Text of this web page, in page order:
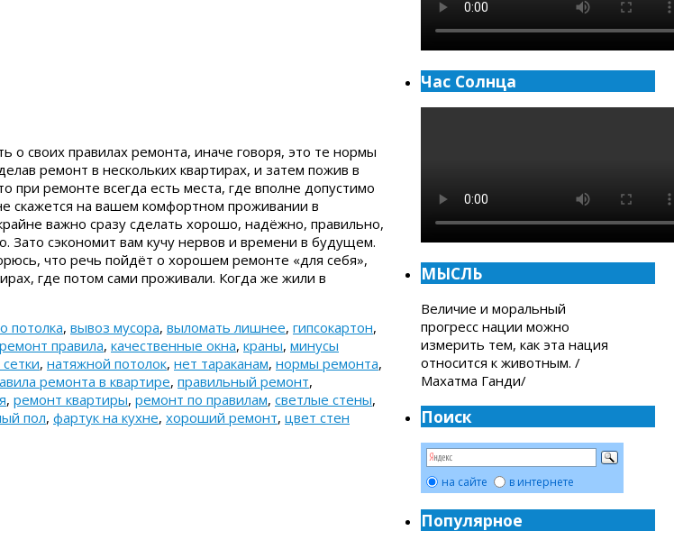
о своих правилах ремонта, иначе говоря, это те нормы
ремонт в нескольких квартирах, и затем пожив в
при ремонте всегда есть места, где вполне допустимо
скажется на вашем комфортном проживании в
важно сразу сделать хорошо, надёжно, правильно,
Зато сэкономит вам кучу нервов и времени в будущем.
что речь пойдёт о хорошем ремонте «для себя»,
где потом сами проживали. Когда же жили в
потолка, вывоз мусора, выломать лишнее, гипсокартон,
правила, качественные окна, краны, минусы
, натяжной потолок, нет тараканам, нормы ремонта,
ремонта в квартире, правильный ремонт,
, ремонт квартиры, ремонт по правилам, светлые стены,
пол, фартук на кухне, хороший ремонт, цвет стен
Час Солнца
МЫСЛЬ
Величие и моральный
прогресс нации можно
измерить тем, как эта нация
относится к животным. /
Махатма Ганди/
Поиск
на сайте в интернете
Популярное